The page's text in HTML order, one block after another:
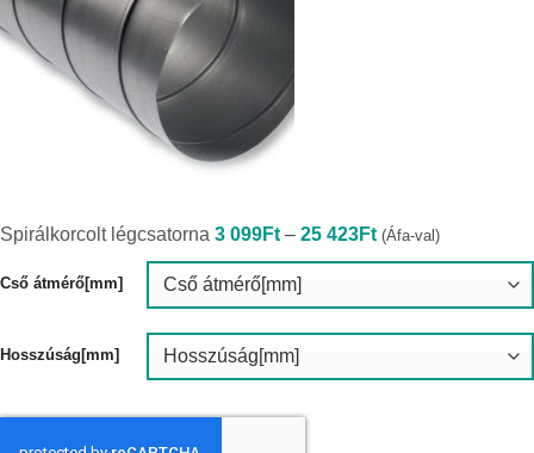
Spirálkorcolt légcsatorna 3 099Ft – 25 423FtÁrtartomány:
3
099Ft
25
(Áfa-val)
Cső átmérő[mm]
Hosszúság[mm]